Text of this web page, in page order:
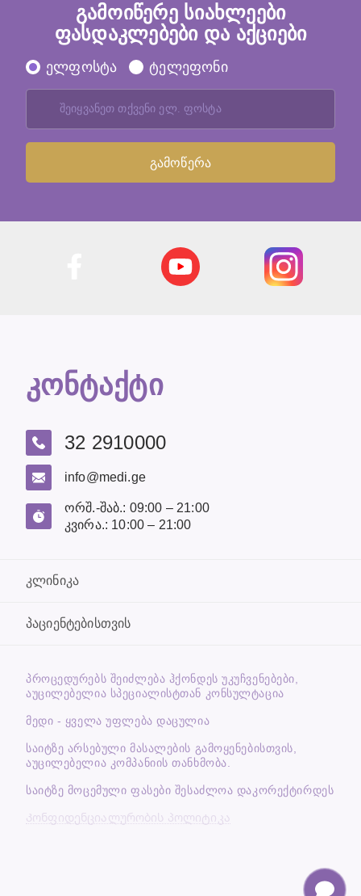
გამოიწერე სიახლეები
ფასდაკლებები და აქციები
ელფოსტა ტელეფონი
კონტაქტი
32 2910000
info@medi.ge
ორშ.-შაბ.: 09:00 – 21:00
კვირა.: 10:00 – 21:00
კლინიკა
პაციენტებისთვის
ᲞᲠᲝᲪᲔᲓᲣᲠᲔᲑᲡ ᲨᲔᲘᲫᲚᲔᲑᲐ ᲰᲥᲝᲜᲓᲔᲡ ᲣᲙᲣᲩᲕᲔᲜᲔᲑᲔᲑᲘ,
ᲐᲣᲪᲘᲚᲔᲑᲔᲚᲘᲐ ᲡᲞᲔᲪᲘᲐᲚᲘᲡᲢᲗᲐᲜ ᲙᲝᲜᲡᲣᲚᲢᲐᲪᲘᲐ
მედი - ყველა უფლება დაცულია
საიტზე არსებული მასალების გამოყენებისთვის,
აუცილებელია კომპანიის თანხმობა.
საიტზე მოცემული ფასები შესაძლოა დაკორექტირდეს
Კონფიდენციალურობის პოლიტიკა